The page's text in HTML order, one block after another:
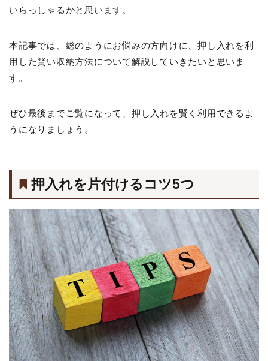
いらっしゃるかと思います。
本記事では、総のようにお悩みの方向けに、押し入れを利
用した賢い収納方法について解説していきたいと思いま
す。
ぜひ最後までご覧になって、押し入れを賢く利用できるよ
うになりましょう。
押入れを片付けるコツ5つ